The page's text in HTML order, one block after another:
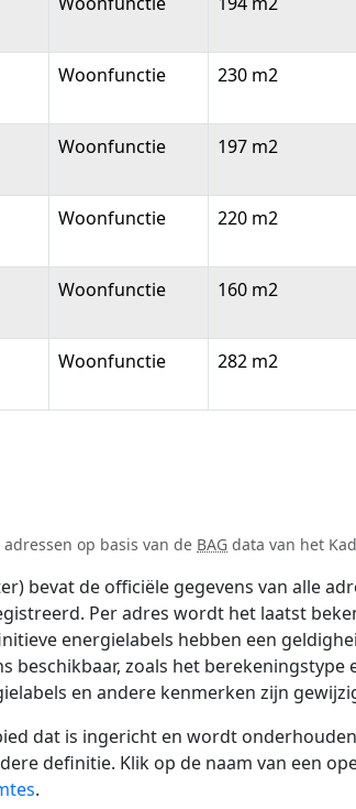
Woonfunctie 230 m2
Woonfunctie 197 m2
Woonfunctie 220 m2
Woonfunctie 160 m2
Woonfunctie 282 m2
op basis van de BAG data van het
bevat de officiële gegevens van alle
Per adres wordt het laatst
energielabels hebben een
beschikbaar, zoals het
en andere kenmerken zijn
dat is ingericht en wordt
definitie. Klik op de naam van een
.